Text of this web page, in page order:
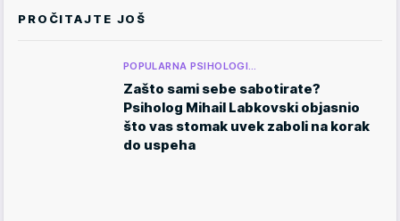
PROČITAJTE JOŠ
POPULARNA PSIHOLOGI…
Zašto sami sebe sabotirate?
Psiholog Mihail Labkovski objasnio
što vas stomak uvek zaboli na korak
do uspeha